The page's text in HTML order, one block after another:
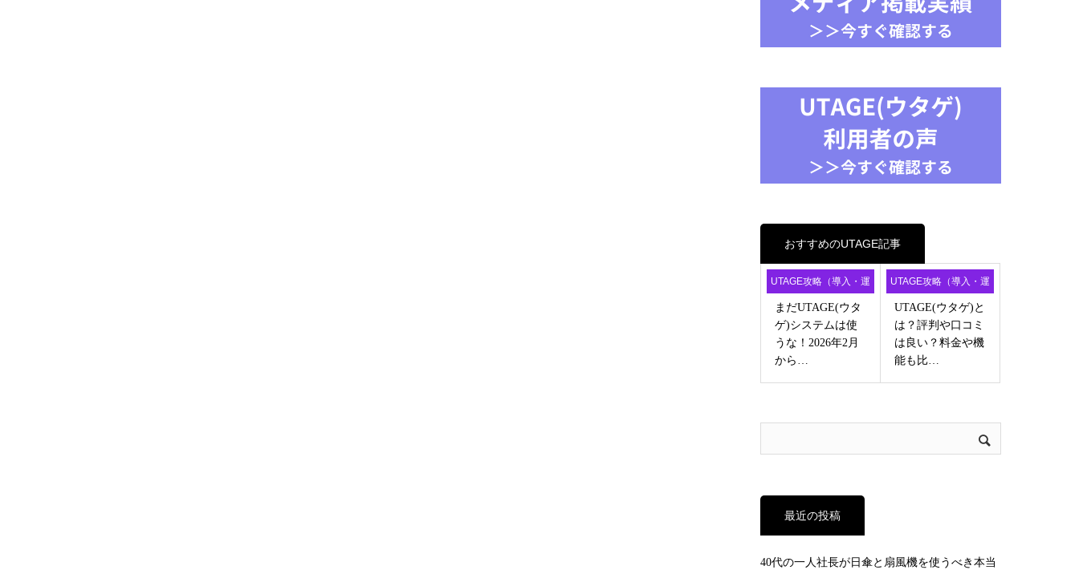
おすすめのUTAGE記事
UTAGE攻略（導入・運
用・アフィ）
まだUTAGE(ウタ
ゲ)システムは使
うな！2026年2月
から…
UTAGE攻略（導入・運
用・アフィ）
UTAGE(ウタゲ)と
は？評判や口コミ
は良い？料金や機
能も比…
最近の投稿
40代の一人社長が日傘と扇風機を使うべき本当